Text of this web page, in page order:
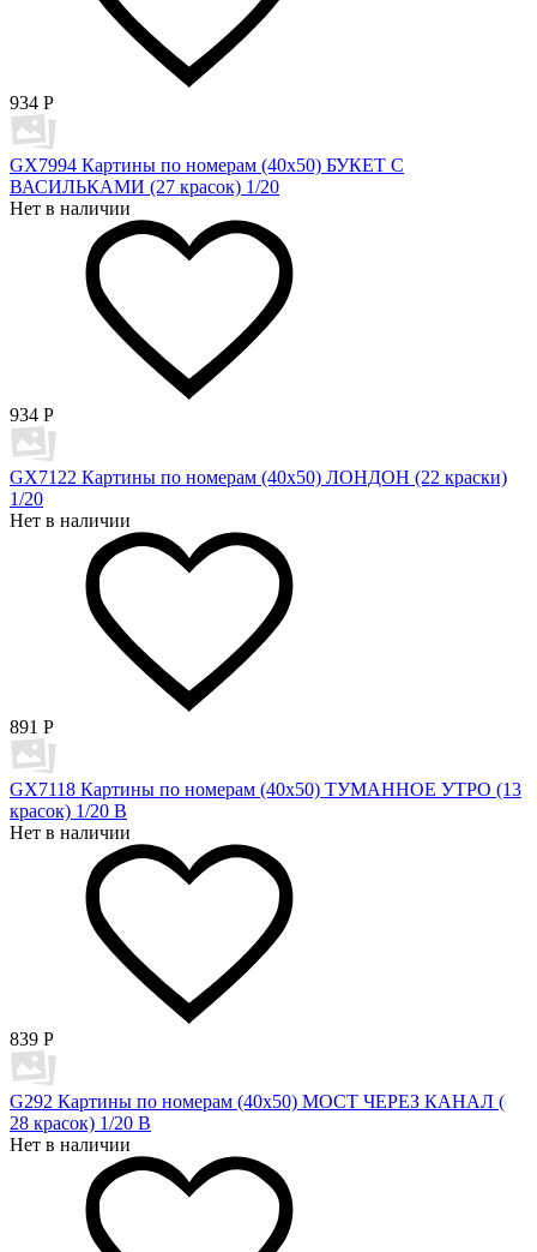
934 Р
GX7994 Картины по номерам (40х50) БУКЕТ С
ВАСИЛЬКАМИ (27 красок) 1/20
Нет в наличии
934 Р
GX7122 Картины по номерам (40х50) ЛОНДОН (22 краски)
1/20
Нет в наличии
891 Р
GX7118 Картины по номерам (40х50) ТУМАННОЕ УТРО (13
красок) 1/20 В
Нет в наличии
839 Р
G292 Картины по номерам (40х50) МОСТ ЧЕРЕЗ КАНАЛ (
28 красок) 1/20 В
Нет в наличии